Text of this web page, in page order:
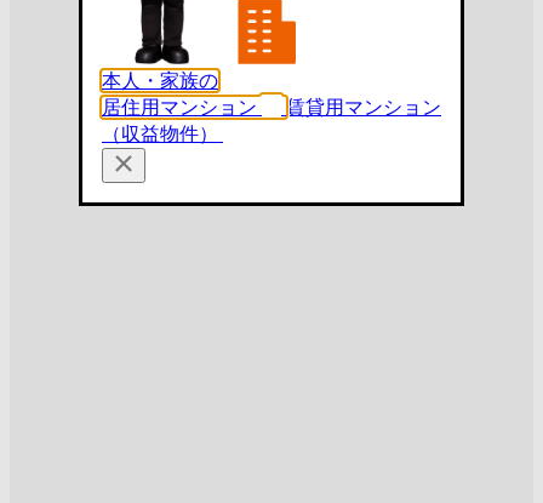
本人・家族の
居住用マンション
賃貸用マンション
（収益物件）